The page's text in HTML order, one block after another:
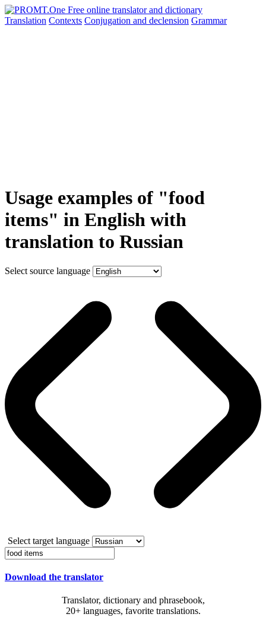
Translation Contexts Conjugation and declension Grammar
Usage examples of "food
items" in English with
translation to Russian
Select source language
Select target language
Download the translator
Translator, dictionary and phrasebook,
20+ languages, favorite translations.